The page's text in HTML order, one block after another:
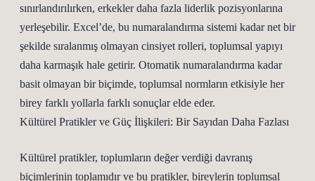
sınırlandırılırken, erkekler daha fazla liderlik pozisyonlarına
yerleşebilir. Excel’de, bu numaralandırma sistemi kadar net bir
şekilde sıralanmış olmayan cinsiyet rolleri, toplumsal yapıyı
daha karmaşık hale getirir. Otomatik numaralandırma kadar
basit olmayan bir biçimde, toplumsal normların etkisiyle her
birey farklı yollarla farklı sonuçlar elde eder.
Kültürel Pratikler ve Güç İlişkileri: Bir Sayıdan Daha Fazlası
Kültürel pratikler, toplumların değer verdiği davranış
biçimlerinin toplamıdır ve bu pratikler, bireylerin toplumsal